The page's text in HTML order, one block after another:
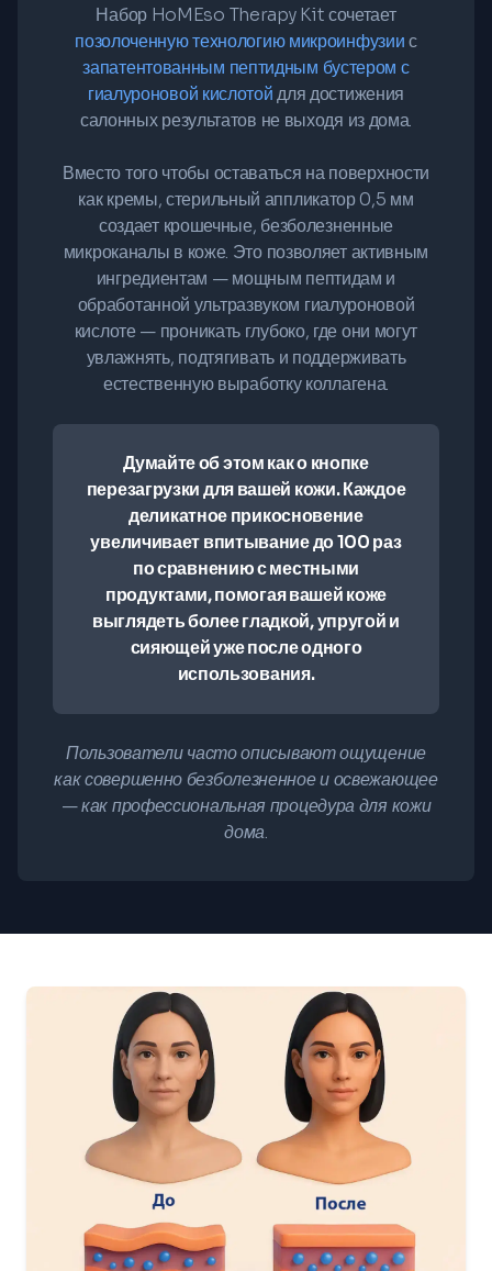
Набор HoMEso Therapy Kit сочетает
позолоченную технологию микроинфузиис
запатентованным пептидным бустером с
гиалуроновой кислотойдля достижения
салонных результатов не выходя из дома.
Вместо того чтобы оставаться на поверхности
как кремы, стерильный аппликатор 0,5 мм
создает крошечные, безболезненные
микроканалы в коже. Это позволяет активным
ингредиентам — мощным пептидам и
обработанной ультразвуком гиалуроновой
кислоте — проникать глубоко, где они могут
увлажнять, подтягивать и поддерживать
естественную выработку коллагена.
Думайте об этом как о кнопке
перезагрузки для вашей кожи. Каждое
деликатное прикосновение
увеличивает впитывание до 100 раз
по сравнению с местными
продуктами, помогая вашей коже
выглядеть более гладкой, упругой и
сияющей уже после одного
использования.
Пользователи часто описывают ощущение
как совершенно безболезненное и освежающее
— как профессиональная процедура для кожи
дома.